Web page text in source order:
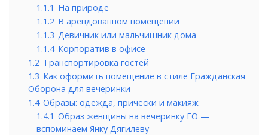
1.1.1 На природе
1.1.2 В арендованном помещении
1.1.3 Девичник или мальчишник дома
1.1.4 Корпоратив в офисе
1.2 Транспортировка гостей
1.3 Как оформить помещение в стиле Гражданская
Оборона для вечеринки
1.4 Образы: одежда, причёски и макияж
1.4.1 Образ женщины на вечеринку ГО —
вспоминаем Янку Дягилеву